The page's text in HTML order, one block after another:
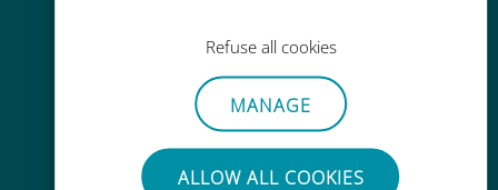
Refuse all cookies
MANAGE
ALLOW ALL COOKIES
手間いらず
使用中のSIMカードを抜き差しする
必要はありません